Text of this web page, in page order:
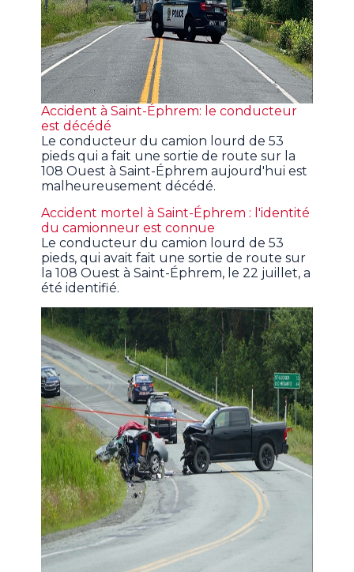
Accident à Saint-Éphrem: le conducteur
est décédé
Le conducteur du camion lourd de 53
pieds qui a fait une sortie de route sur la
108 Ouest à Saint-Éphrem aujourd'hui est
malheureusement décédé.
Accident mortel à Saint-Éphrem : l'identité
du camionneur est connue
Le conducteur du camion lourd de 53
pieds, qui avait fait une sortie de route sur
la 108 Ouest à Saint-Éphrem, le 22 juillet, a
été identifié.